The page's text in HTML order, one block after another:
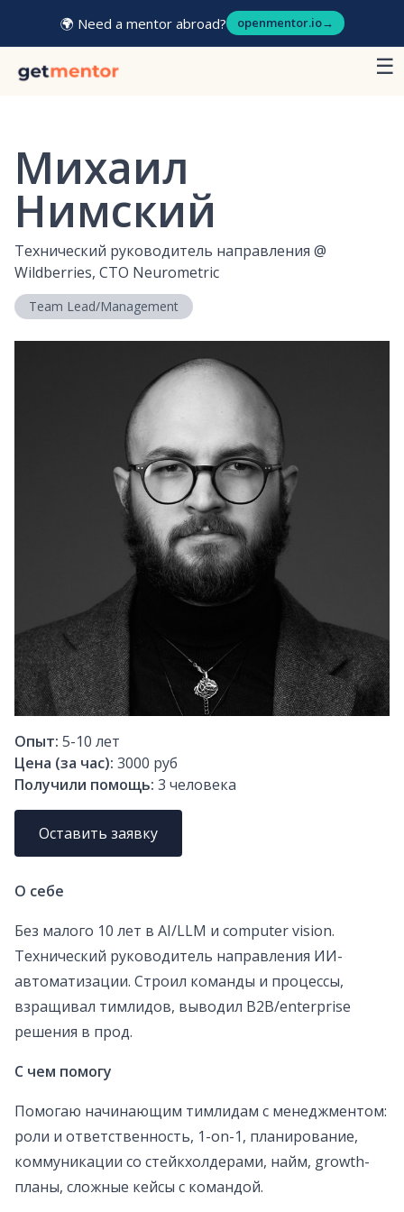
🌍 Need a mentor abroad? openmentor.io→
☰
Михаил
Нимский
Технический руководитель направления @
Wildberries, CTO Neurometric
Team Lead/Management
Опыт: 5-10 лет
Цена (за час): 3000 руб
Получили помощь: 3 человека
Оставить заявку
О себе
Без малого 10 лет в AI/LLM и computer vision.
Технический руководитель направления ИИ-
автоматизации. Строил команды и процессы,
взращивал тимлидов, выводил B2B/enterprise
решения в прод.
С чем помогу
Помогаю начинающим тимлидам с менеджментом:
роли и ответственность, 1-on-1, планирование,
коммуникации со стейкхолдерами, найм, growth-
планы, сложные кейсы с командой.